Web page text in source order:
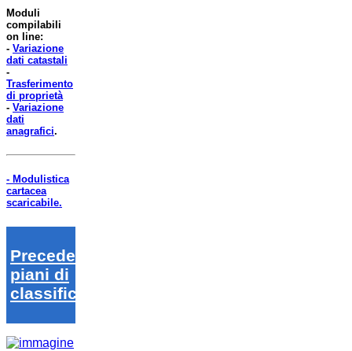
Moduli
compilabili
on line:
- Variazione
dati catastali
-
Trasferimento
di proprietà
- Variazione
dati
anagrafici.
- Modulistica
cartacea
scaricabile.
Precedenti
piani di
classifica